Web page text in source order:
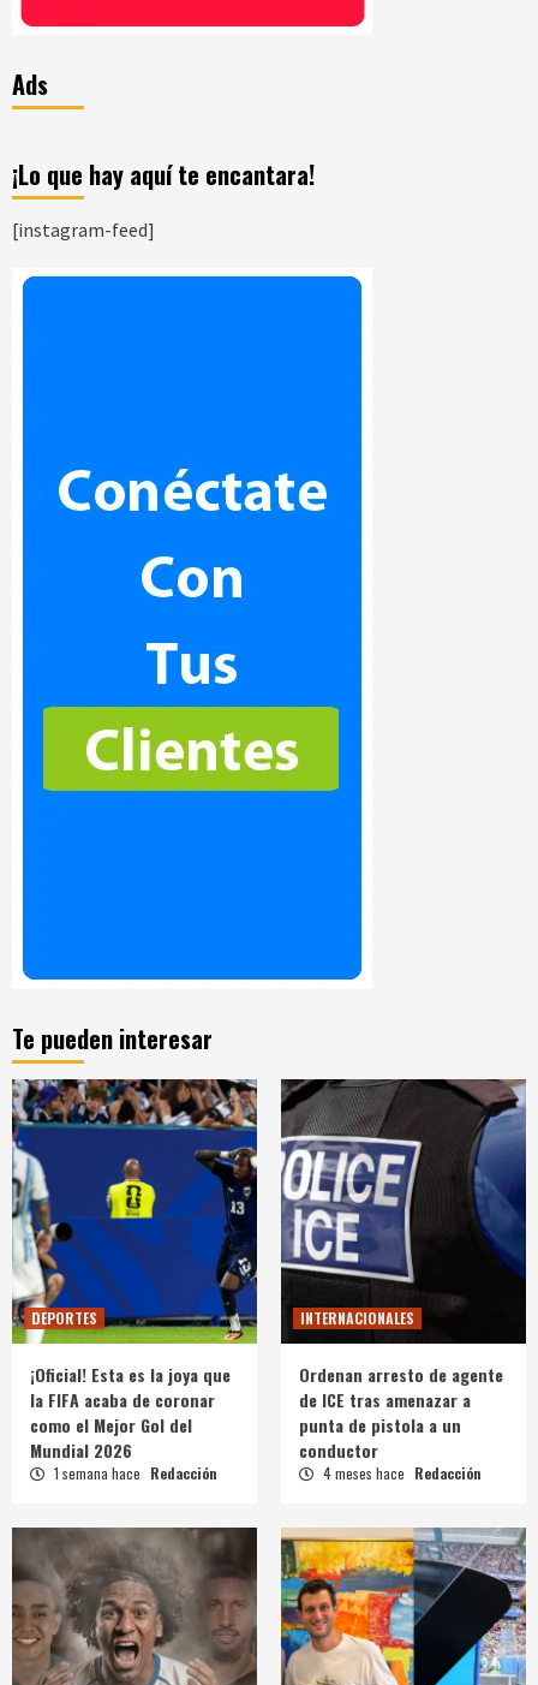
Ads
¡Lo que hay aquí te encantara!
[instagram-feed]
Te pueden interesar
DEPORTES
¡Oficial! Esta es la joya que
la FIFA acaba de coronar
como el Mejor Gol del
Mundial 2026
1 semana hace Redacción
INTERNACIONALES
Ordenan arresto de agente
de ICE tras amenazar a
punta de pistola a un
conductor
4 meses hace Redacción